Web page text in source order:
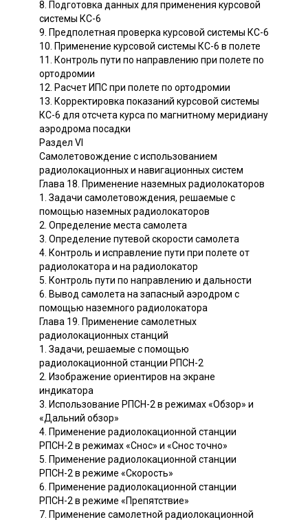
8. Подготовка данных для применения курсовой
системы КС-6
9. Предполетная проверка курсовой системы КС-6
10. Применение курсовой системы КС-6 в полете
11. Контроль пути по направлению при полете по
ортодромии
12. Расчет ИПС при полете по ортодромии
13. Корректировка показаний курсовой системы
КС-6 для отсчета курса по магнитному меридиану
аэродрома посадки
Раздел VI
Самолетовождение с использованием
радиолокационных и навигационных систем
Глава 18. Применение наземных радиолокаторов
1. Задачи самолетовождения, решаемые с
помощью наземных радиолокаторов
2. Определение места самолета
3. Определение путевой скорости самолета
4. Контроль и исправление пути при полете от
радиолокатора и на радиолокатор
5. Контроль пути по направлению и дальности
6. Вывод самолета на запасный аэродром с
помощью наземного радиолокатора
Глава 19. Применение самолетных
радиолокационных станций
1. Задачи, решаемые с помощью
радиолокационной станции РПСН-2
2. Изображение ориентиров на экране
индикатора
3. Использование РПСН-2 в режимах «Обзор» и
«Дальний обзор»
4. Применение радиолокационной станции
РПСН-2 в режимах «Снос» и «Снос точно»
5. Применение радиолокационной станции
РПСН-2 в режиме «Скорость»
6. Применение радиолокационной станции
РПСН-2 в режиме «Препятствие»
7. Применение самолетной радиолокационной